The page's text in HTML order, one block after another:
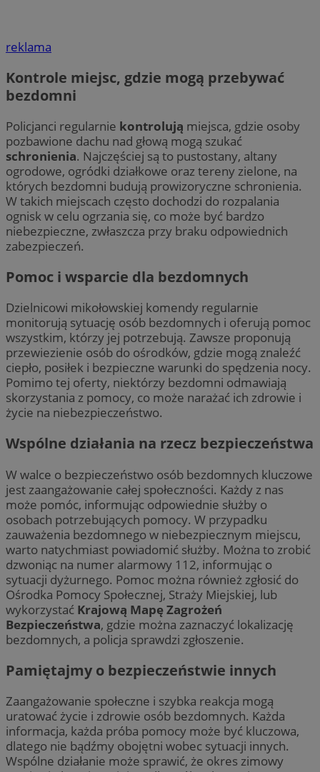
reklama
Kontrole miejsc, gdzie mogą przebywać
bezdomni
Policjanci regularnie kontrolują miejsca, gdzie osoby
pozbawione dachu nad głową mogą szukać
schronienia. Najczęściej są to pustostany, altany
ogrodowe, ogródki działkowe oraz tereny zielone, na
których bezdomni budują prowizoryczne schronienia.
W takich miejscach często dochodzi do rozpalania
ognisk w celu ogrzania się, co może być bardzo
niebezpieczne, zwłaszcza przy braku odpowiednich
zabezpieczeń.
Pomoc i wsparcie dla bezdomnych
Dzielnicowi mikołowskiej komendy regularnie
monitorują sytuację osób bezdomnych i oferują pomoc
wszystkim, którzy jej potrzebują. Zawsze proponują
przewiezienie osób do ośrodków, gdzie mogą znaleźć
ciepło, posiłek i bezpieczne warunki do spędzenia nocy.
Pomimo tej oferty, niektórzy bezdomni odmawiają
skorzystania z pomocy, co może narażać ich zdrowie i
życie na niebezpieczeństwo.
Wspólne działania na rzecz bezpieczeństwa
W walce o bezpieczeństwo osób bezdomnych kluczowe
jest zaangażowanie całej społeczności. Każdy z nas
może pomóc, informując odpowiednie służby o
osobach potrzebujących pomocy. W przypadku
zauważenia bezdomnego w niebezpiecznym miejscu,
warto natychmiast powiadomić służby. Można to zrobić
dzwoniąc na numer alarmowy 112, informując o
sytuacji dyżurnego. Pomoc można również zgłosić do
Ośrodka Pomocy Społecznej, Straży Miejskiej, lub
wykorzystać Krajową Mapę Zagrożeń
Bezpieczeństwa, gdzie można zaznaczyć lokalizację
bezdomnych, a policja sprawdzi zgłoszenie.
Pamiętajmy o bezpieczeństwie innych
Zaangażowanie społeczne i szybka reakcja mogą
uratować życie i zdrowie osób bezdomnych. Każda
informacja, każda próba pomocy może być kluczowa,
dlatego nie bądźmy obojętni wobec sytuacji innych.
Wspólne działanie może sprawić, że okres zimowy